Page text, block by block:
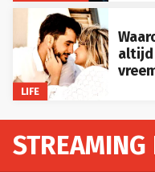
LIFE
STREAMING